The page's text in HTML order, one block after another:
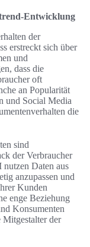
Entwicklung
der
erstreckt sich über
und
dass die
oft
an Popularität
und Social Media
die
sind
der Verbraucher
Daten aus
anzupassen und
Kunden
enge Beziehung
Konsumenten
Mitgestalter der